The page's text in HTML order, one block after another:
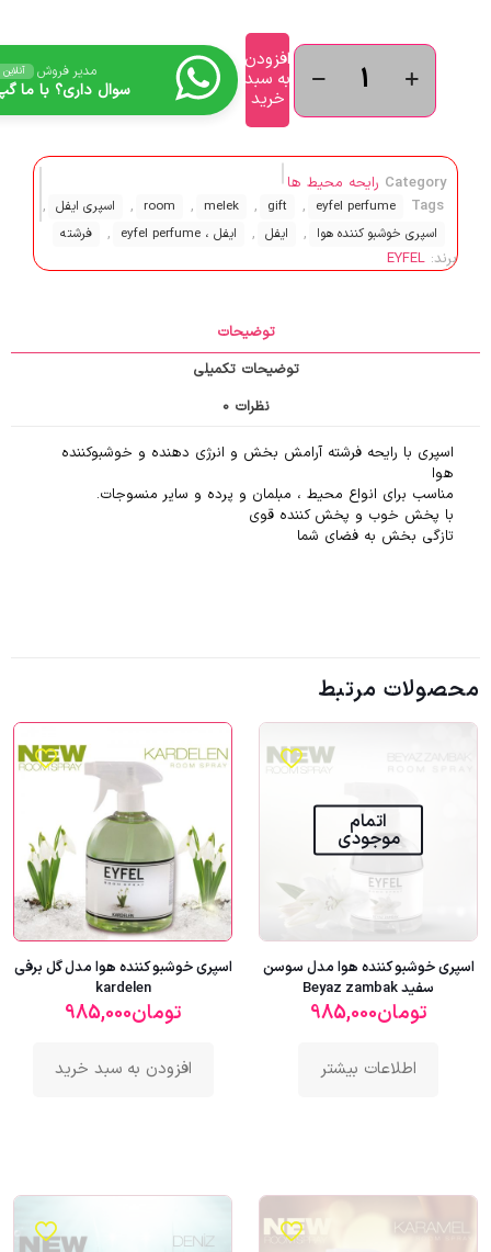
افزودن
به سبد
خرید
مدیر فروش آنلاین
سوال داری؟ با ما
Category رایحه محیط ها
Tags
eyfel perfume
,
gift
,
melek
,
room
, اسپری ایفل ,
اسپری خوشبو کننده هوا , ایفل , ایفل ، eyfel perfume , فرشته
برند: EYFEL
توضیحات
توضیحات تکمیلی
نظرات0
اسپری با رایحه فرشته آرامش بخش و انرژی دهنده و خوشبوکننده
هوا
مناسب برای انواع محیط ، مبلمان و پرده و سایر منسوجات.
با پخش خوب و پخش کننده قوی
تازگی بخش به فضای شما
محصولات مرتبط
اتمام
موجودی
اسپری خوشبو کننده هوا مدل سوسن
سفید Beyaz zambak
تومان985,000
اطلاعات بیشتر
اسپری خوشبو کننده هوا مدل گل برفی
kardelen
تومان985,000
افزودن به سبد خرید